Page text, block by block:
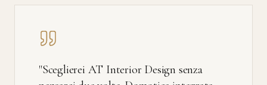
"Sceglierei AT Interior Design senza